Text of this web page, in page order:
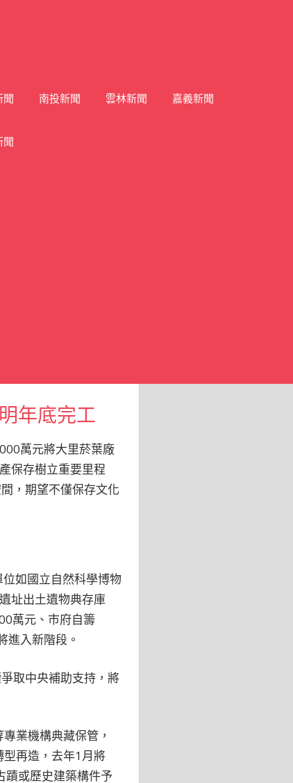
聞 南投新聞 雲林新聞 嘉義新聞
聞
年底完工
萬元將大里菸葉廠
保存樹立重要里程
，期望不僅保存文化
如國立自然科學博物
址出土遺物典存庫
萬元、市府自籌
進入新階段。
取中央補助支持，將
業機構典藏保管，
再造，去年1月將
蹟或歷史建築構件予